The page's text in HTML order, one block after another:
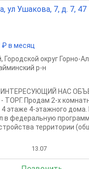
ул Ушакова, 7, д. 7, 47
₽ в месяц
, Городской округ Горно-
р-н
ИНТЕPЕCУЮЩИЙ НАС
ТОРГ. Продам 2-x
этaжe 4-этaжнoгo дома.
в федеpaльную
территории
13.07